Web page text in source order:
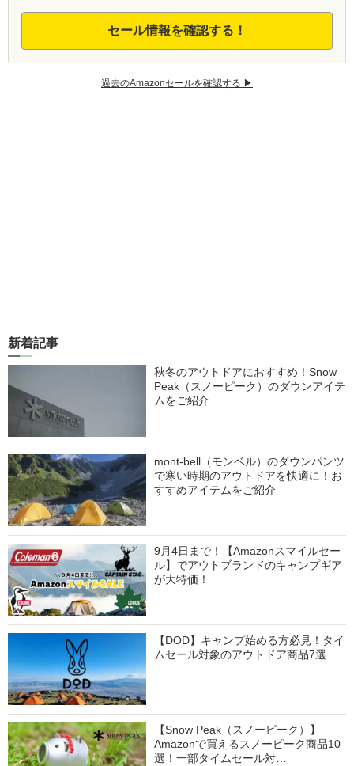
セール情報を確認する！
過去のAmazonセールを確認する ▶︎
新着記事
秋冬のアウトドアにおすすめ！Snow
Peak（スノーピーク）のダウンアイテ
ムをご紹介
mont-bell（モンベル）のダウンパンツ
で寒い時期のアウトドアを快適に！お
すすめアイテムをご紹介
9月4日まで！【Amazonスマイルセー
ル】でアウトブランドのキャンプギア
が大特価！
【DOD】キャンプ始める方必見！タイ
ムセール対象のアウトドア商品7選
【Snow Peak（スノーピーク）】
Amazonで買えるスノーピーク商品10
選！一部タイムセール対…